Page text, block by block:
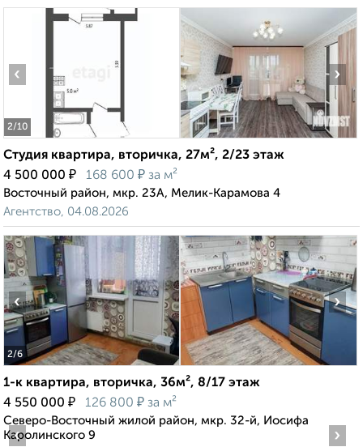
2/10
‹ ›
Студия квартира, вторичка, 27м², 2/23 этаж
4 500 000 ₽ 168 600 ₽ за м²
Восточный район, мкр. 23А, Мелик-Карамова 4
Агентство, 04.08.2026
2/6
‹ ›
1-к квартира, вторичка, 36м², 8/17 этаж
4 550 000 ₽ 126 800 ₽ за м²
Северо-Восточный жилой район, мкр. 32-й, Иосифа
Каролинского 9
‹ ›